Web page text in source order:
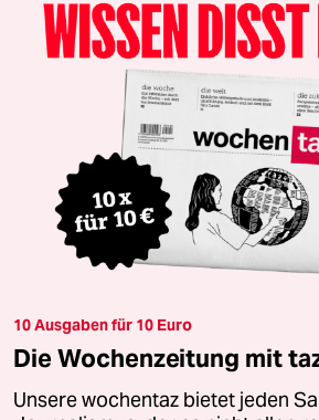
10 Ausgaben für 10 Euro
Die Wochenzeitung mit
Unsere wochentaz bietet jeden